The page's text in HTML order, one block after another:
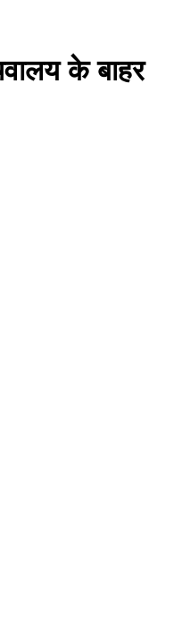
के बाहर